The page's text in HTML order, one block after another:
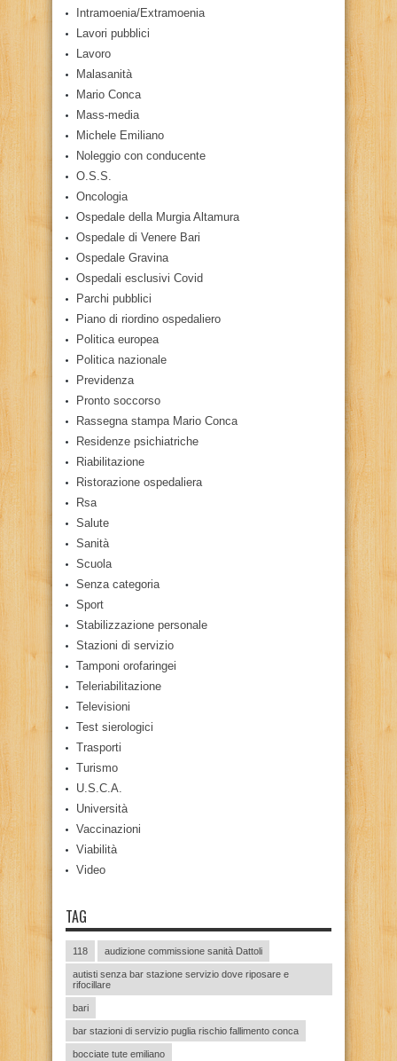
Intramoenia/Extramoenia
Lavori pubblici
Lavoro
Malasanità
Mario Conca
Mass-media
Michele Emiliano
Noleggio con conducente
O.S.S.
Oncologia
Ospedale della Murgia Altamura
Ospedale di Venere Bari
Ospedale Gravina
Ospedali esclusivi Covid
Parchi pubblici
Piano di riordino ospedaliero
Politica europea
Politica nazionale
Previdenza
Pronto soccorso
Rassegna stampa Mario Conca
Residenze psichiatriche
Riabilitazione
Ristorazione ospedaliera
Rsa
Salute
Sanità
Scuola
Senza categoria
Sport
Stabilizzazione personale
Stazioni di servizio
Tamponi orofaringei
Teleriabilitazione
Televisioni
Test sierologici
Trasporti
Turismo
U.S.C.A.
Università
Vaccinazioni
Viabilità
Video
TAG
118 audizione commissione sanità Dattoli
autisti senza bar stazione servizio dove riposare e
rifocillare
bari
bar stazioni di servizio puglia rischio fallimento conca
bocciate tute emiliano